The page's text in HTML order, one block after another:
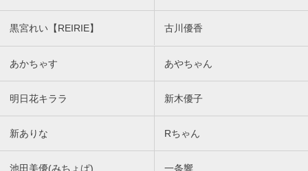
黒宮れい【REIRIE】 古川優香
あかちゃす あやちゃん
明日花キララ 新木優子
新ありな Rちゃん
池田美優(みちょぱ) 一条響